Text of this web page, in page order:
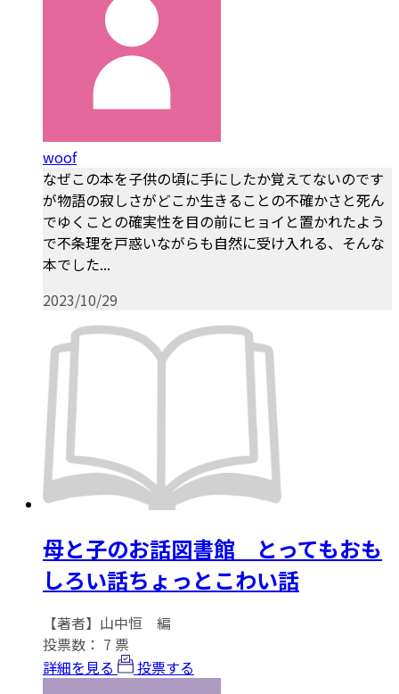
woof
なぜこの本を子供の頃に手にしたか覚えてないのです
が物語の寂しさがどこか生きることの不確かさと死ん
でゆくことの確実性を目の前にヒョイと置かれたよう
で不条理を戸惑いながらも自然に受け入れる、そんな
本でした...
2023/10/29
母と子のお話図書館 とってもおも
しろい話ちょっとこわい話
【著者】山中恒 編
投票数： 7 票
詳細を見る
投票する